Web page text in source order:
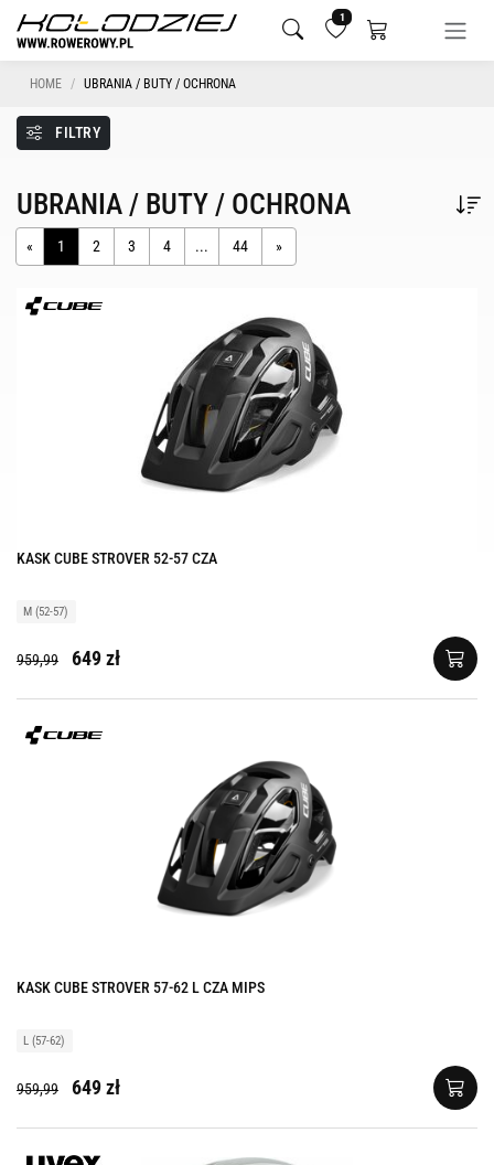
1
HOME UBRANIA / BUTY / OCHRONA
FILTRY
UBRANIA / BUTY / OCHRONA
« 1 2 3 4 ... 44 »
KASK CUBE STROVER 52-57 CZA
M (52-57)
959,99 649 zł
KASK CUBE STROVER 57-62 L CZA MIPS
L (57-62)
959,99 649 zł